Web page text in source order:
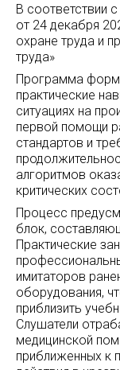
В соответствии
от 24 декабря
охране труда и
труда»
Программа
практические
ситуациях на
первой помощи
стандартов и
алгоритмов
критических
Процесс
блок,
Практические
имитаторов
оборудования,
приблизить
Слушатели
медицинской
приближенных к